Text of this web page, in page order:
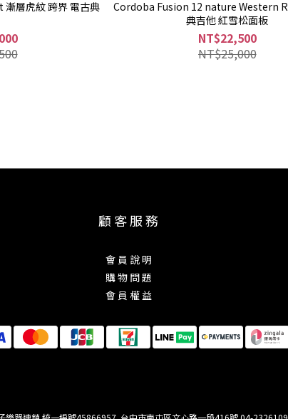
層虎紋 跨界 電古典
Cordoba Fusion 12 nature Western
典吉他 紅雪松面板
NT$22,500
NT$25,000
顧 客 服 務
會 員 說 明
購 物 問 題
會 員 權 益